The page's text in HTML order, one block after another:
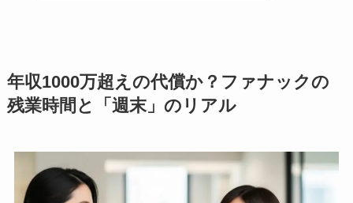
年収1000万超えの代償か？ファナックの
残業時間と「週末」のリアル